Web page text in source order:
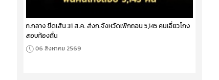
ก.กลาง ขีดเส้น 31 ส.ค. ส่งก.จังหวัดเพิกถอน 5,145 คนเอี่ยวโกง
สอบท้องถิ่น
06 สิงหาคม 2569